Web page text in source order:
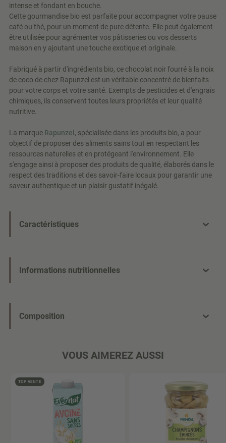
intense et fondant en bouche.
Cette gourmandise bio est parfaite pour accompagner votre pause
café ou thé, pour un moment de pure détente. Elle peut également
être utilisée pour agrémenter vos pâtisseries ou vos desserts
maison en y ajoutant une touche exotique et originale.
Fabriqué à partir d'ingrédients bio, ce chocolat noir fourré à la noix
de coco de chez Rapunzel est un véritable concentré de bienfaits
pour votre corps et votre santé. Exempts de pesticides et d'engrais
chimiques, ils conservent toutes leurs propriétés et leur qualité
nutritive.
La marque Rapunzel , spécialisée dans les produits bio, a pour
objectif de proposer des aliments sains tout en respectant les
ressources naturelles et en protégeant l'environnement. Elle
s'engage ainsi à proposer des produits de qualité, élaborés dans le
respect des traditions et des savoir-faire locaux pour garantir une
saveur authentique et un plaisir gustatif inégalé.
Caractéristiques
Informations nutritionnelles
Composition
VOUS AIMEREZ AUSSI
TOP VENTE